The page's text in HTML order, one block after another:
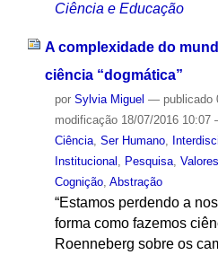
Ciência e Educação
A complexidade do
ciência “dogmática”
por Sylvia Miguel — publicado
modificação18/07/2016 10:07
Ciência, Ser Humano,
Institucional
Pesquisa, Valores
Cognição, Abstração
“Estamos perdendo a
forma como fazemos
Roenneberg sobre os